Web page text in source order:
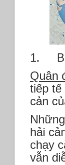
1.
Quân
tiếp tế
cản
hải
chạy
vẫn